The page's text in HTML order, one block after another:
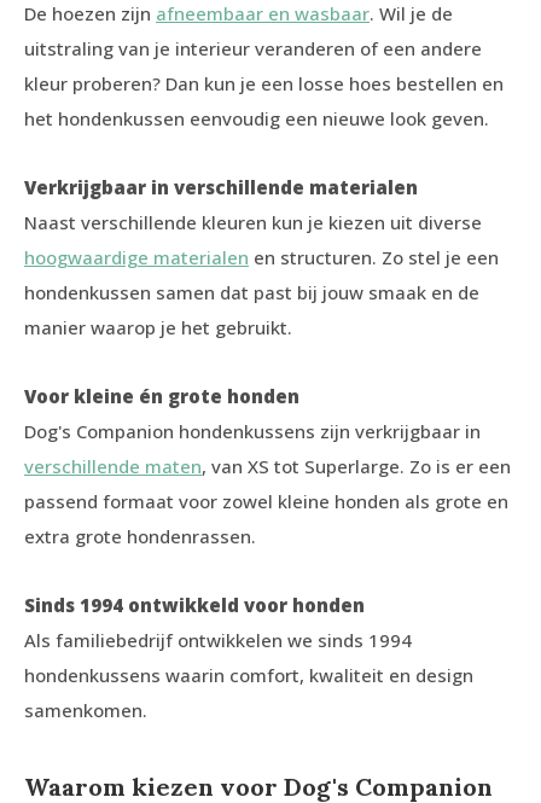
De hoezen zijn afneembaar en wasbaar. Wil je de
uitstraling van je interieur veranderen of een andere
kleur proberen? Dan kun je een losse hoes bestellen en
het hondenkussen eenvoudig een nieuwe look geven.
Verkrijgbaar in verschillende materialen
Naast verschillende kleuren kun je kiezen uit diverse
hoogwaardige materialen en structuren. Zo stel je een
hondenkussen samen dat past bij jouw smaak en de
manier waarop je het gebruikt.
Voor kleine én grote honden
Dog's Companion hondenkussens zijn verkrijgbaar in
verschillende maten, van XS tot Superlarge. Zo is er een
passend formaat voor zowel kleine honden als grote en
extra grote hondenrassen.
Sinds 1994 ontwikkeld voor honden
Als familiebedrijf ontwikkelen we sinds 1994
hondenkussens waarin comfort, kwaliteit en design
samenkomen.
Waarom kiezen voor Dog's Companion